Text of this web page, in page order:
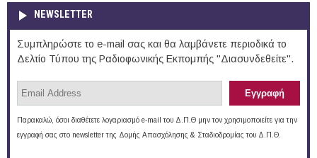
NEWSLETTER
Συμπληρώστε το e-mail σας και θα λαμβάνετε περιοδικά το
Δελτίο Τύπου της Ραδιοφωνικής Εκπομπής "Διασυνδεθείτε".
Παρακαλώ, όσοι διαθέτετε λογαριασμό e-mail του Δ.Π.Θ μην τον χρησιμοποιείτε για την
εγγραφή σας στο newsletter της Δομής Απασχόλησης & Σταδιοδρομίας του Δ.Π.Θ.